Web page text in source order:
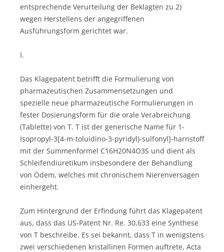
entsprechende Verurteilung der Beklagten zu 2)
wegen Herstellens der angegriffenen
Ausführungsform gerichtet war.
I.
Das Klagepatent betrifft die Formulierung von
pharmazeutischen Zusammensetzungen und
spezielle neue pharmazeutische Formulierungen in
fester Dosierungsform für die orale Verabreichung
(Tablette) von T. T ist der generische Name für 1-
Isopropyl-3[4-m-toluidino-3-pyridyl)-sulfonyl]-harnstoff
mit der Summenformel C16H20N4O3S und dient als
Schleifendiuretikum insbesondere der Behandlung
von Ödem, welches mit chronischem Nierenversagen
einhergeht.
Zum Hintergrund der Erfindung führt das Klagepatent
aus, dass das US-Patent Nr. Re. 30,633 eine Synthese
von T beschreibe. Es sei bekannt, dass T in wenigstens
zwei verschiedenen kristallinen Formen auftrete, Acta